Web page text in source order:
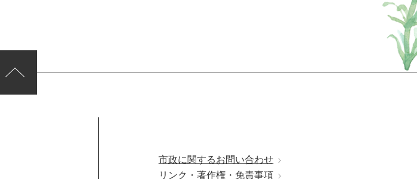
市政に関するお問い合わせ
リンク・著作権・免責事項